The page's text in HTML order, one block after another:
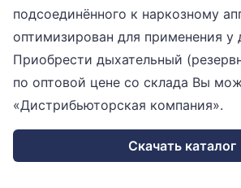
подсоединённого к наркозному
оптимизирован для применения у
Приобрести дыхательный
по оптовой цене со склада Вы
«Дистрибьюторская компания».
Скачать каталог